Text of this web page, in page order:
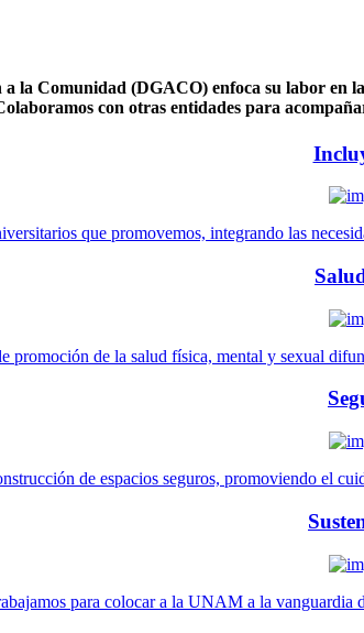
la Comunidad (DGACO) enfoca su labor en
con otras entidades para
que promovemos, integrando las
promoción de la salud física, mental y sexual
de espacios seguros, promoviendo el
para colocar a la UNAM a la vanguardia